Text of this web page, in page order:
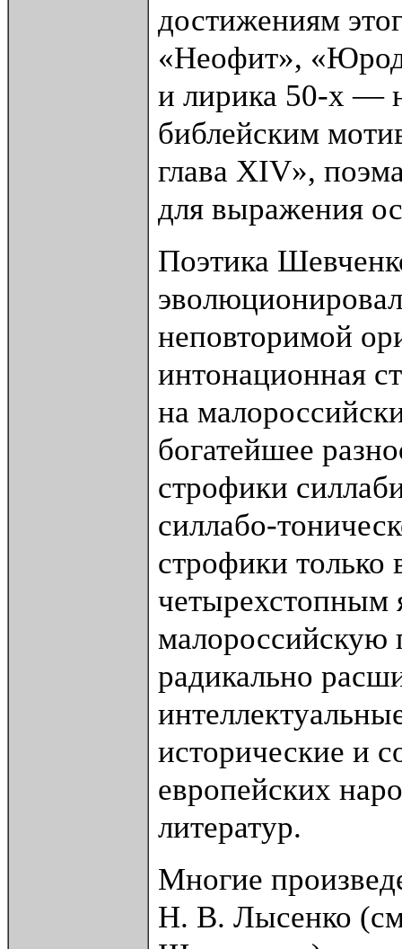
достижениям
«Неофит»,
и лирика 50-х —
библейским
глава XIV»,
для выражения
Поэтика
неповторимой
интонационная
на
богатейшее
строфики
силлабо-
строфики только
четырехстопным
малороссийскую
радикально
исторические и
европейских
литератур.
Многие
Н. В. Лысенко